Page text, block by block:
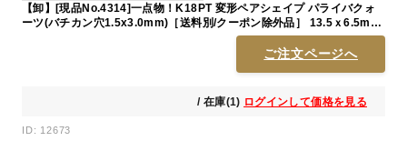
【卸】[現品No.4314]一点物！K18PT 変形ペアシェイプ パライバクォ
ーツ(バチカン穴1.5x3.0mm)［送料別/クーポン除外品］ 13.5ｘ6.5m前
ご注文ページへ
/ 在庫(1) ログインして価格を見る
ID: 12673